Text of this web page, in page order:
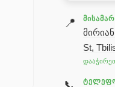
📍
St,